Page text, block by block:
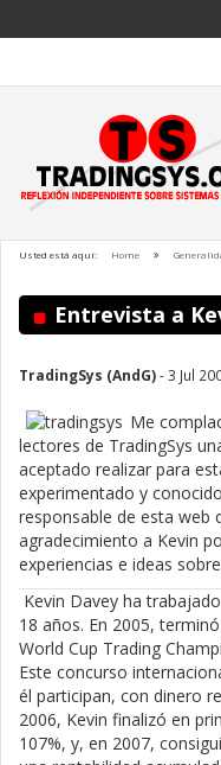
Usted está aquí: Home
Entrevista a
TradingSys (AndG)- 3 Jul
Me
lectores de TradingSys
aceptado realizar para
experimentado y
responsable de esta web
agradecimiento a Kevin
experiencias e ideas
Kevin Davey ha
18 años. En 2005,
World Cup Trading
Este concurso
él participan, con dinero
2006, Kevin finalizó en
107%, y, en 2007,